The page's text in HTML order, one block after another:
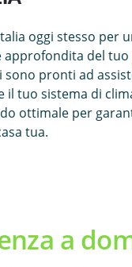
oggi stesso per
approfondita del tuo
sono pronti ad
il tuo sistema di
ottimale per
tua.
a